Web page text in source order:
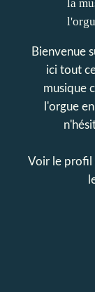
Bienvenue
ici tout
musique
l'orgue
Voir le profil